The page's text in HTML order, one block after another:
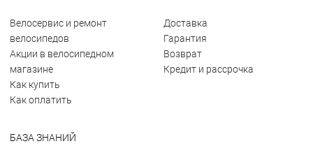
Велосервис и ремонт
велосипедов
Акции в велосипедном
магазине
Как купить
Как оплатить
Доставка
Гарантия
Возврат
Кредит и рассрочка
БАЗА ЗНАНИЙ